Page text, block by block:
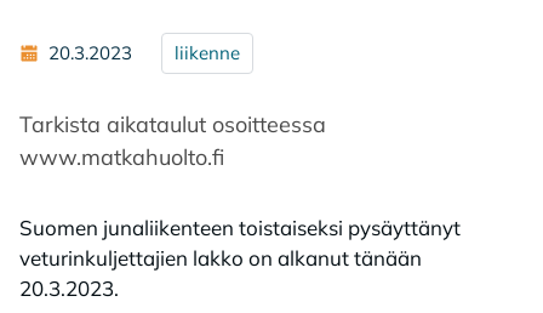
20.3.2023 liikenne
Tarkista aikataulut osoitteessa
www.matkahuolto.fi
Suomen junaliikenteen toistaiseksi pysäyttänyt
veturinkuljettajien lakko on alkanut tänään
20.3.2023.